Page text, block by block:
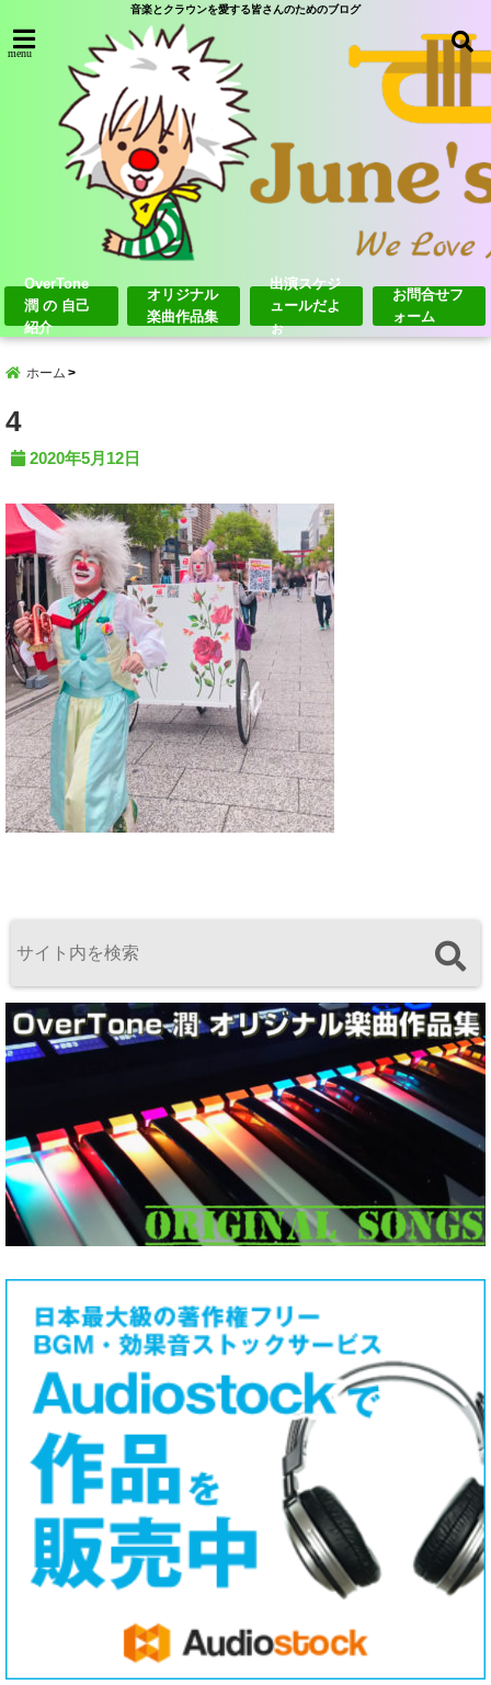
音楽とクラウンを愛する皆さんのためのブログ
menu
OverTone
潤 の 自己
紹介
オリジナル
楽曲作品集
出演スケジ
ュールだよ
ぉ
お問合せフ
ォーム
ホーム
4
2020年5月12日